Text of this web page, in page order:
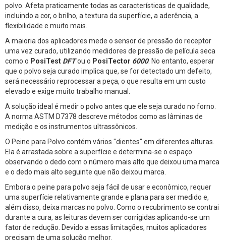
polvo. Afeta praticamente todas as características de qualidade,
incluindo a cor, o brilho, a textura da superfície, a aderência, a
flexibilidade e muito mais.
A maioria dos aplicadores mede o sensor de pressão do receptor
uma vez curado, utilizando medidores de pressão de película seca
como o PosiTest DFTou o PosiTector 6000. No entanto, esperar
que o polvo seja curado implica que, se for detectado um defeito,
será necessário reprocessar a peça, o que resulta em um custo
elevado e exige muito trabalho manual.
A solução ideal é medir o polvo antes que ele seja curado no forno.
A norma ASTM D7378 descreve métodos como as lâminas de
medição e os instrumentos ultrassônicos.
O Peine para Polvo contém vários "dientes" em diferentes alturas.
Ela é arrastada sobre a superfície e determina-se o espaço
observando o dedo com o número mais alto que deixou uma marca
e o dedo mais alto seguinte que não deixou marca.
Embora o peine para polvo seja fácil de usar e econômico, requer
uma superfície relativamente grande e plana para ser medido e,
além disso, deixa marcas no polvo. Como o recubrimento se contrai
durante a cura, as leituras devem ser corrigidas aplicando-se um
fator de redução. Devido a essas limitações, muitos aplicadores
precisam de uma solução melhor.